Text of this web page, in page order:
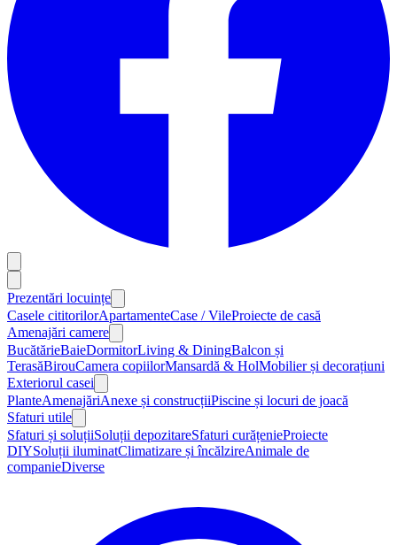
Prezentări locuințe
Casele cititorilorApartamenteCase / VileProiecte de casă
Amenajări camere
BucătărieBaieDormitorLiving & DiningBalcon și
TerasăBirouCamera copiilorMansardă & HolMobilier și decorațiuni
Exteriorul casei
PlanteAmenajăriAnexe și construcțiiPiscine și locuri de joacă
Sfaturi utile
Sfaturi și soluțiiSoluții depozitareSfaturi curățenieProiecte
DIYSoluții iluminatClimatizare și încălzireAnimale de
companieDiverse